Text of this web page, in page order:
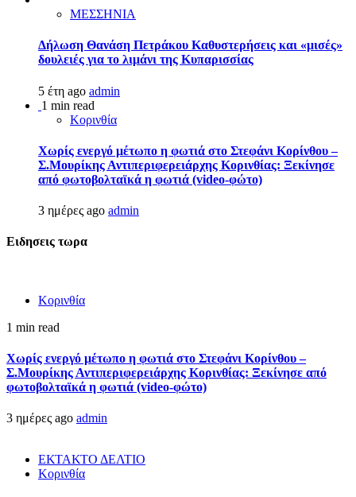
ΜΕΣΣΗΝΙΑ
Δήλωση Θανάση Πετράκου Καθυστερήσεις και «μισές»
δουλειές για το λιμάνι της Κυπαρισσίας
5 έτη ago admin
1 min read
Κορινθία
Χωρίς ενεργό μέτωπο η φωτιά στο Στεφάνι Κορίνθου –
Σ.Μουρίκης Αντιπεριφερειάρχης Κορινθίας: Ξεκίνησε
από φωτοβολταϊκά η φωτιά (video-φώτο)
3 ημέρες ago admin
Ειδησεις τωρα
Κορινθία
1 min read
Χωρίς ενεργό μέτωπο η φωτιά στο Στεφάνι Κορίνθου –
Σ.Μουρίκης Αντιπεριφερειάρχης Κορινθίας: Ξεκίνησε από
φωτοβολταϊκά η φωτιά (video-φώτο)
3 ημέρες ago admin
ΕΚΤΑΚΤΟ ΔΕΛΤΙΟ
Κορινθία